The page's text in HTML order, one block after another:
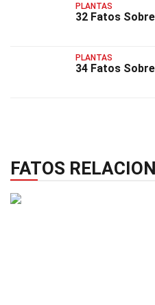
PLANTAS
32 Fatos
PLANTAS
34 Fatos
FATOS